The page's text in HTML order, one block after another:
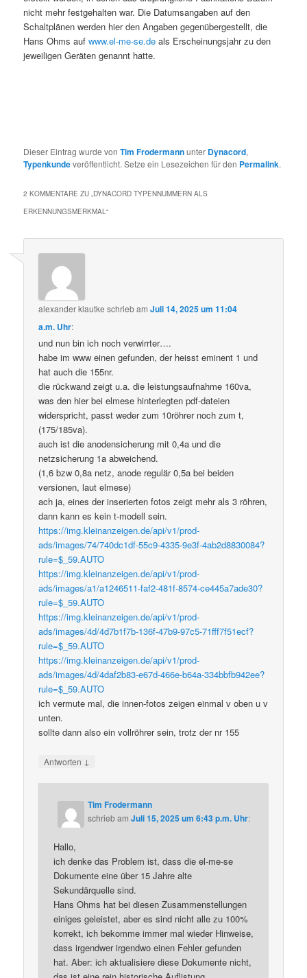
nicht mehr festgehalten war. Die Datumsangaben auf den
Schaltplänen werden hier den Angaben gegenübergestellt, die
Hans Ohms aufwww.el-me-se.de als Erscheinungsjahr zu den
jeweiligen Geräten genannt hatte.
Dieser Eintrag wurde vonTim Frodermannunter Dynacord,
Typenkundeveröffentlicht. Setze ein Lesezeichen für den Permalink.
2 KOMMENTARE ZU „DYNACORD TYPENNUMMERN ALS
ERKENNUNGSMERKMAL“
alexander klautke schriebamJuli 14, 2025 um 11:04
a.m. Uhr:
und nun bin ich noch verwirrter….
habe im www einen gefunden, der heisst eminent 1 und
hat auch die 155nr.
die rückwand zeigt u.a. die leistungsaufnahme 160va,
was den hier bei elmese hinterlegten pdf-dateien
widerspricht, passt weder zum 10röhrer noch zum t,
(175/185va).
auch ist die anodensicherung mit 0,4a und die
netzsicherung 1a abweichend.
(1,6 bzw 0,8a netz, anode regulär 0,5a bei beiden
versionen, laut elmese)
ach ja, eines der inserierten fotos zeigt mehr als 3 röhren,
dann kann es kein t-modell sein.
https://img.kleinanzeigen.de/api/v1/prod-
ads/images/74/740dc1df-55c9-4335-9e3f-4ab2d8830084?
rule=$_59.AUTO
https://img.kleinanzeigen.de/api/v1/prod-
ads/images/a1/a1246511-faf2-481f-8574-ce445a7ade30?
rule=$_59.AUTO
https://img.kleinanzeigen.de/api/v1/prod-
ads/images/4d/4d7b1f7b-136f-47b9-97c5-71fff7f51ecf?
rule=$_59.AUTO
https://img.kleinanzeigen.de/api/v1/prod-
ads/images/4d/4daf2b83-e67d-466e-b64a-334bbfb942ee?
rule=$_59.AUTO
ich vermute mal, die innen-fotos zeigen einmal v oben u v
unten.
sollte dann also ein vollröhrer sein, trotz der nr 155
Antworten ↓
Tim Frodermann
schriebamJuli 15, 2025 um 6:43 p.m. Uhr:
Hallo,
ich denke das Problem ist, dass die el-me-se
Dokumente eine über 15 Jahre alte
Sekundärquelle sind.
Hans Ohms hat bei diesen Zusammenstellungen
einiges geleistet, aber es sind nicht alle zu 100%
korrekt, ich bekomme immer mal wieder Hinweise,
dass irgendwer irgendwo einen Fehler gefunden
hat. Aber: ich aktualisiere diese Dokumente nicht,